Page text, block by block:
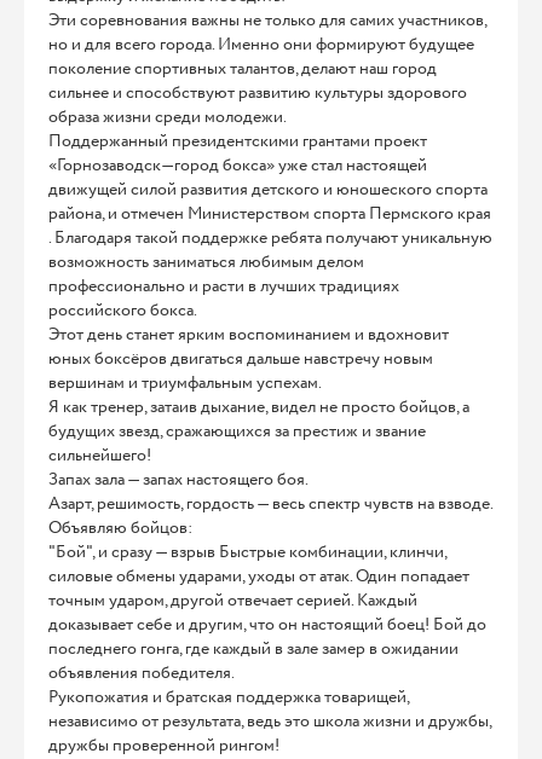
Эти соревнования важны не только для самих участников,
но и для всего города. Именно они формируют будущее
поколение спортивных талантов, делают наш город
сильнее и способствуют развитию культуры здорового
образа жизни среди молодежи.
Поддержанный президентскими грантами проект
«Горнозаводск—город бокса» уже стал настоящей
движущей силой развития детского и юношеского спорта
района, и отмечен Министерством спорта Пермского края
. Благодаря такой поддержке ребята получают уникальную
возможность заниматься любимым делом
профессионально и расти в лучших традициях
российского бокса.
Этот день станет ярким воспоминанием и вдохновит
юных боксёров двигаться дальше навстречу новым
вершинам и триумфальным успехам.
Я как тренер, затаив дыхание, видел не просто бойцов, а
будущих звезд, сражающихся за престиж и звание
сильнейшего!
Запах зала — запах настоящего боя.
Азарт, решимость, гордость — весь спектр чувств на взводе.
Объявляю бойцов:
"Бой", и сразу — взрыв Быстрые комбинации, клинчи,
силовые обмены ударами, уходы от атак. Один попадает
точным ударом, другой отвечает серией. Каждый
доказывает себе и другим, что он настоящий боец! Бой до
последнего гонга, где каждый в зале замер в ожидании
объявления победителя.
Рукопожатия и братская поддержка товарищей,
независимо от результата, ведь это школа жизни и дружбы,
дружбы проверенной рингом!